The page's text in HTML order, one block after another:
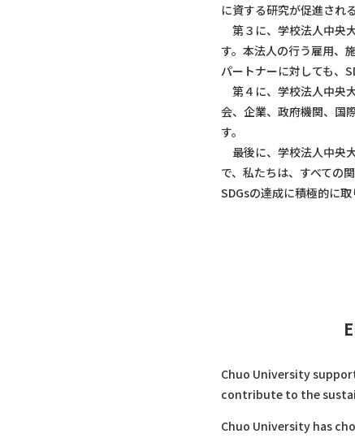
に資する研究が促進され
第３に、学校法人中央
す。本法人の行う雇用、
パートナーに対しても、
第４に、学校法人中央
会、企業、政府機関、国
す。
最後に、学校法人中央
で、私たちは、すべての
SDGsの達成に積極的に
Chuo University
contribute to the
Chuo University has